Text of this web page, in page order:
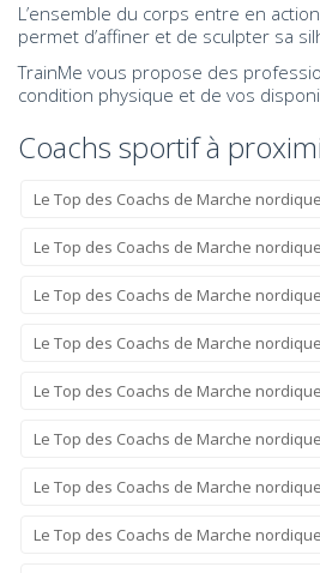
L’ensemble du corps entre en
permet d’affiner et de sculpter sa
TrainMe vous propose des
condition physique et de vos
Coachs sportif à
Le Top des Coachs de Marche
Le Top des Coachs de Marche
Le Top des Coachs de Marche
Le Top des Coachs de Marche
Le Top des Coachs de Marche
Le Top des Coachs de Marche
Le Top des Coachs de Marche
Le Top des Coachs de Marche